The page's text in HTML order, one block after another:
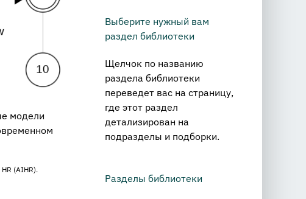
модели
(AIHR).
Выберите нужный вам
раздел библиотеки
Щелчок по названию
раздела библиотеки
переведет вас на страницу,
где этот раздел
детализирован на
подразделы и подборки.
Разделы библиотеки